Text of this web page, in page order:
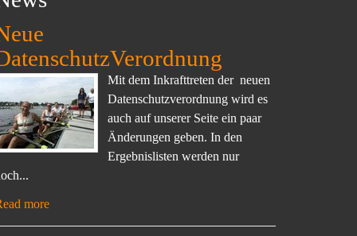
Mit dem Inkrafttreten der neuen
Datenschutzverordnung wird es
auch auf unserer Seite ein paar
Änderungen geben. In den
Ergebnislisten werden nur
more